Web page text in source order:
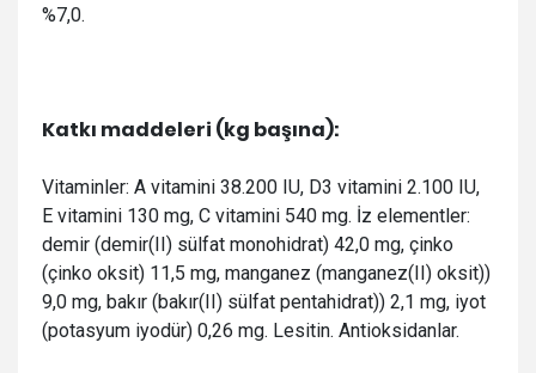
%7,0.
Katkı maddeleri (kg başına):
Vitaminler: A vitamini 38.200 IU, D3 vitamini 2.100 IU,
E vitamini 130 mg, C vitamini 540 mg. İz elementler:
demir (demir(II) sülfat monohidrat) 42,0 mg, çinko
(çinko oksit) 11,5 mg, manganez (manganez(II) oksit))
9,0 mg, bakır (bakır(II) sülfat pentahidrat)) 2,1 mg, iyot
(potasyum iyodür) 0,26 mg. Lesitin. Antioksidanlar.